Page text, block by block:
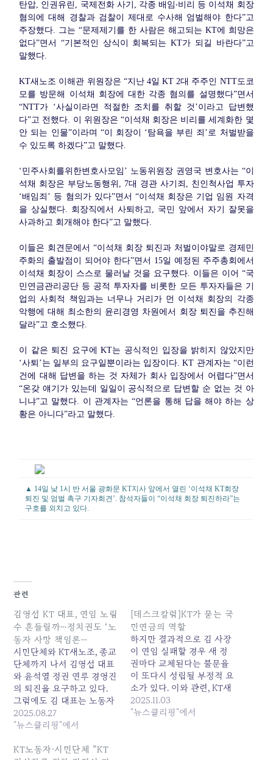
탄압, 인권유린, 국제전화 사기, 각종 배임‧비리 등 이석채 회장
혐의에 대해 경찰과 검찰이 제대로 수사해 엄벌해야 한다”고
주장했다. 그는 “문제제기를 한 사람은 해고되는 KT에 희망은
없다”면서 “기본적인 상식이 회복되는 KT가 되길 바란다”고
말했다.
KT새노조 이해관 위원장은 “지난 4일 KT 2대 주주인 NTT도코
모를 방문해 이석채 회장에 대한 각종 혐의를 설명했다”면서
“NTT가 ‘사실이라면 적절한 조치를 취할 것’이라고 답변했
다”고 전했다. 이 위원장은 “이석채 회장은 비리를 세계화한 몇
안 되는 인물”이라며 “이 회장이 ‘탐욕을 부린 죄’로 처벌받을
수 있도록 하겠다”고 말했다.
‘민주사회를위한변호사모임’ 노동위원장 권영국 변호사는 “이
석채 회장은 부당노동행위, 7대 경관 사기죄, 친인척사업 투자
‘배임죄’ 등 혐의가 있다”면서 “이석채 회장은 기업 임원 자격
을 상실했다. 회장직에서 사퇴하고, 국민 앞에서 자기 잘못을
사과하고 회개해야 한다”고 말했다.
이들은 회견문에서 “이석채 회장 퇴진과 처벌이야말로 경제민
주화의 출발점이 되어야 한다”면서 15일 예정된 주주총회에서
이석채 회장이 스스로 물러날 것을 요구했다. 이들은 이어 “국
민연금관리공단 등 공적 투자자를 비롯한 모든 투자자들은 기
업의 사회적 책임과는 너무나 거리가 먼 이석채 회장의 각종
악행에 대해 최소한의 윤리경영 차원에서 회장 퇴진을 추진해
달라”고 호소했다.
이 같은 퇴진 요구에 KT는 공식적인 입장을 밝히지 않았지만
‘사퇴’는 일부의 요구일뿐이라는 입장이다. KT 관계자는 “이런
건에 대해 답변을 하는 것 자체가 회사 입장에서 어렵다”면서
“온갖 얘기가 있는데 일일이 공식적으로 답변할 순 없는 것 아
니냐”고 말했다. 이 관계자는 “언론을 통해 답을 해야 하는 상
황은 아니다”라고 말했다.
▲ 14일 낮 1시 반 서울 광화문 KT지사 앞에서 열린 ‘이석채 KT회장
퇴진 및 엄벌 촉구 기자회견’. 참석자들이 “이석채 회장 퇴진하라”는
구호를 외치고 있다.
관련
김영섭 KT 대표, 연임 노림
수 흔들릴까…정치권도 ‘노
동자 사망 책임론…
시민단체와 KT새노조, 종교
단체까지 나서 김영섭 대표
와 윤석열 정권 연루 경영진
의 퇴진을 요구하고 있다.
그럼에도 김 대표는 노동자
사망과 낙하산 의혹에 입을
닫은 채, 연임을 위한 포석
본 기사: 김영섭 KT 대표, 연
2025.08.27
"뉴스클리핑"에서
[데스크칼럼]KT가 묻는 국
민연금의 역할
하지만 결과적으로 김 사장
이 연임 실패할 경우 새 정
권마다 교체된다는 불문율
이 또다시 성립될 부정적 요
소가 있다. 이와 관련, KT새
노조와 여러 시민단체들은
김 사장의 퇴진을 요구하고
2025.11.03
"뉴스클리핑"에서
KT노동자·시민단체 ”KT